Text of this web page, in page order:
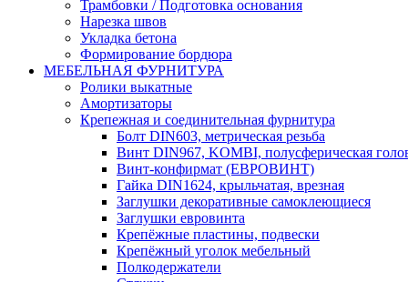
Трамбовки / Подготовка основания
Нарезка швов
Укладка бетона
Формирование бордюра
МЕБЕЛЬНАЯ ФУРНИТУРА
Ролики выкатные
Амортизаторы
Крепежная и соединительная фурнитура
Болт DIN603, метрическая резьба
Винт DIN967, KOMBI, полусферическая
Винт-конфирмат (ЕВРОВИНТ)
Гайка DIN1624, крыльчатая, врезная
Заглушки декоративные самоклеющиеся
Заглушки евровинта
Крепёжные пластины, подвески
Крепёжный уголок мебельный
Полкодержатели